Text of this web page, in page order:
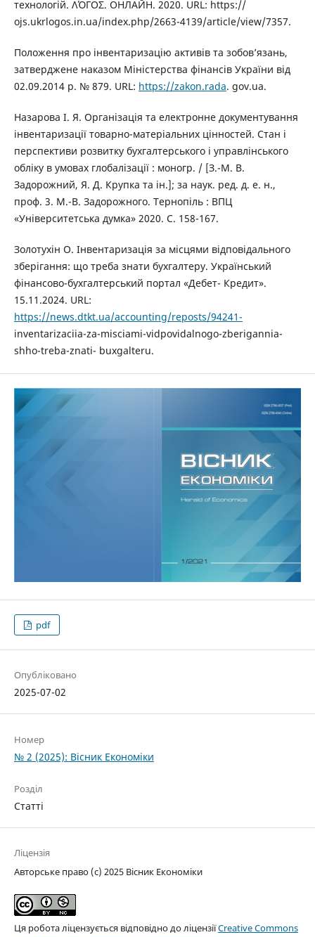
технологій. ΛΌГOΣ. ОНЛАЙН. 2020. URL: https://
ojs.ukrlogos.in.ua/index.php/2663-4139/article/view/7357.
Положення про інвентаризацію активів та зобов’язань,
затверджене наказом Міністерства фінансів України від
02.09.2014 р. № 879. URL: https://zakon.rada. gov.ua.
Назарова І. Я. Організація та електронне документування
інвентаризації товарно-матеріальних цінностей. Стан і
перспективи розвитку бухгалтерського і управлінського
обліку в умовах глобалізації : моногр. / [З.-М. В.
Задорожний, Я. Д. Крупка та ін.]; за наук. ред. д. е. н.,
проф. 3. М.-В. Задорожного. Тернопіль : ВПЦ
«Університетська думка» 2020. С. 158-167.
Золотухін О. Інвентаризація за місцями відповідального
зберігання: що треба знати бухгалтеру. Український
фінансово-бухгалтерський портал «Дебет- Кредит».
15.11.2024. URL:
https://news.dtkt.ua/accounting/reposts/94241-
inventarizaciia-za-misciami-vidpovidalnogo-zberigannia-
shho-treba-znati- buxgalteru.
pdf
Опубліковано
2025-07-02
Номер
№ 2 (2025): Вісник Економіки
Розділ
Статті
Ліцензія
Авторське право (c) 2025 Вісник Економіки
Ця робота ліцензується відповідно до ліцензіїCreative Commons